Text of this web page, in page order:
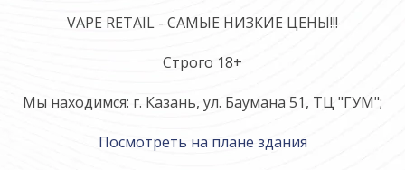
VAPE RETAIL - САМЫЕ НИЗКИЕ ЦЕНЫ!!!
Строго 18+
Мы находимся: г. Казань, ул. Баумана 51, ТЦ "ГУМ";
Посмотреть на плане здания